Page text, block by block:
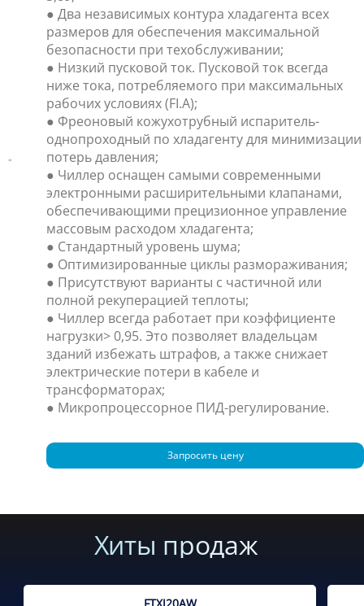
● Два независимых контура хладагента всех
размеров для обеспечения максимальной
безопасности при техобслуживании;
● Низкий пусковой ток. Пусковой ток всегда
ниже тока, потребляемого при максимальных
рабочих условиях (FI.A);
● Фреоновый кожухотрубный испаритель-
однопроходный по хладагенту для минимизации
потерь давления;
● Чиллер оснащен самыми современными
электронными расширительными клапанами,
обеспечивающими прецизионное управление
массовым расходом хладагента;
● Стандартный уровень шума;
● Оптимизированные циклы размораживания;
● Присутствуют варианты с частичной или
полной рекуперацией теплоты;
● Чиллер всегда работает при коэффициенте
нагрузки> 0,95. Это позволяет владельцам
зданий избежать штрафов, а также снижает
электрические потери в кабеле и
трансформаторах;
● Микропроцессорное ПИД-регулирование.
Запросить цену
Хиты продаж